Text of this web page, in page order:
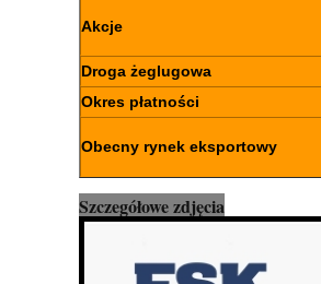
Akcje
Droga żeglugowa
Okres płatności
Obecny rynek eksportowy
Szczegółowe zdjęcia